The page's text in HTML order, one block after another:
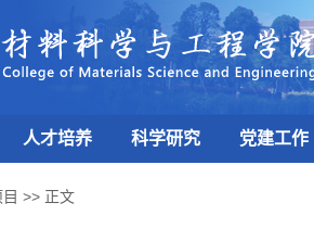
人才培养 科学研究 党建工作
>> 正文